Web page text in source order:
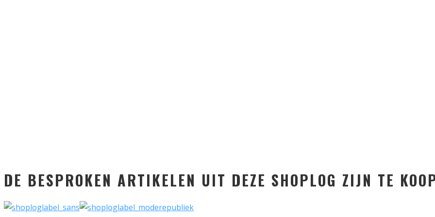
DE BESPROKEN ARTIKELEN UIT DEZE SHOPLOG ZIJN TE